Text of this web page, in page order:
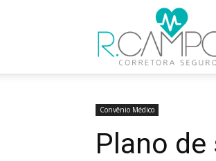
Você
Convênio Médico
Plano